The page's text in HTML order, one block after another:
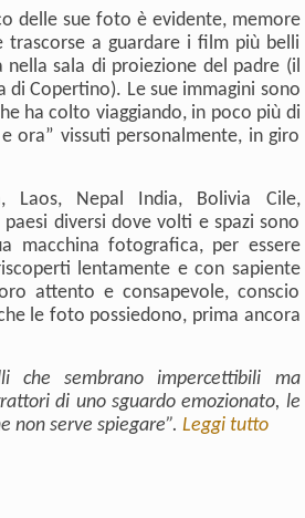
delle sue foto è evidente, memore
a guardare i film più belli
nella sala di proiezione del padre (il
di Copertino). Le sue immagini sono
ha colto viaggiando, in poco più di
ora” vissuti personalmente, in giro
Laos, Nepal India, Bolivia Cile,
diversi dove volti e spazi sono
macchina fotografica, per essere
lentamente e con sapiente
attento e consapevole, conscio
le foto possiedono, prima ancora
che sembrano impercettibili ma
di uno sguardo emozionato, le
non serve spiegare”.Leggi tutto